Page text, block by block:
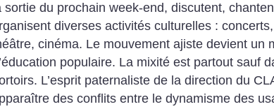
sortie du prochain week-end, discutent,
diverses activités culturelles :
cinéma. Le mouvement ajiste devient un
populaire. La mixité est partout sauf
L’esprit paternaliste de la direction du
des conflits entre le dynamisme des